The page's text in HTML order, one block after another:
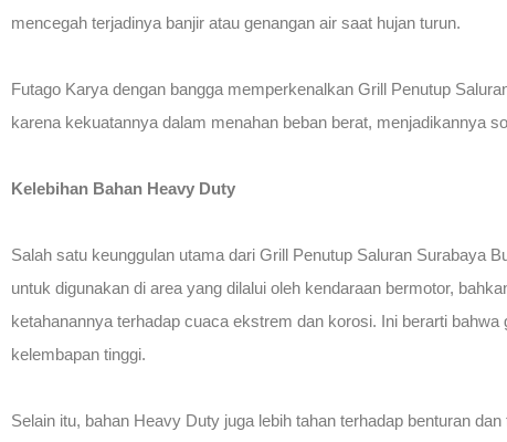
mencegah terjadinya banjir atau genangan air saat hujan turun.
Futago Karya dengan bangga memperkenalkan Grill Penutup
karena kekuatannya dalam menahan beban berat, menjadikannya
Kelebihan Bahan Heavy Duty
Salah satu keunggulan utama dari Grill Penutup Saluran Surabaya
untuk digunakan di area yang dilalui oleh kendaraan bermotor,
ketahanannya terhadap cuaca ekstrem dan korosi. Ini berarti
kelembapan tinggi.
Selain itu, bahan Heavy Duty juga lebih tahan terhadap benturan